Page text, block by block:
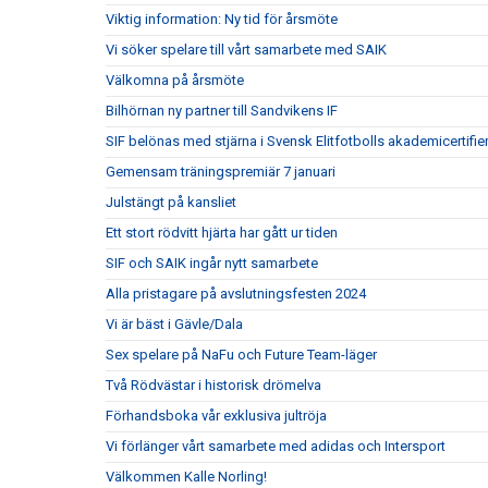
Viktig information: Ny tid för årsmöte
Vi söker spelare till vårt samarbete med SAIK
Välkomna på årsmöte
Bilhörnan ny partner till Sandvikens IF
SIF belönas med stjärna i Svensk Elitfotbolls
Gemensam träningspremiär 7 januari
Julstängt på kansliet
Ett stort rödvitt hjärta har gått ur tiden
SIF och SAIK ingår nytt samarbete
Alla pristagare på avslutningsfesten 2024
Vi är bäst i Gävle/Dala
Sex spelare på NaFu och Future Team-läger
Två Rödvästar i historisk drömelva
Förhandsboka vår exklusiva jultröja
Vi förlänger vårt samarbete med adidas och Intersport
Välkommen Kalle Norling!